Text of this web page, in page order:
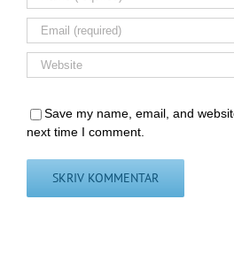
Save my name, email, and
next time I comment.